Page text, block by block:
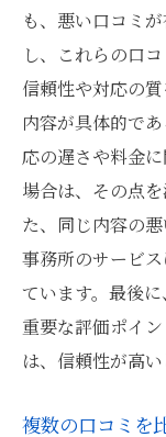
も、悪い口コミ
し、これらの口
信頼性や対応の
内容が具体的で
応の遅さや料金
場合は、その点
た、同じ内容の
事務所のサービ
ています。最後
重要な評価ポイ
は、信頼性が高い
複数の口コミを